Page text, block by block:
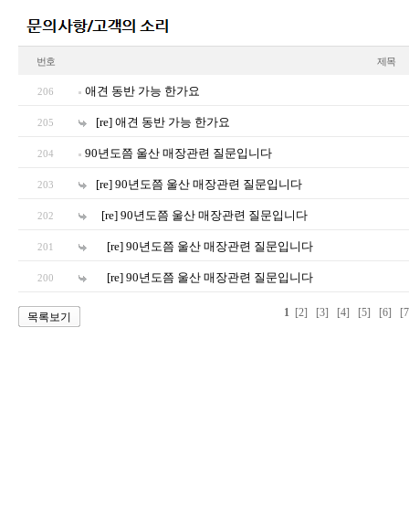
번호 제목
206 애견 동반 가능 한가요
205 [re] 애견 동반 가능 한가요
204 90년도쯤 울산 매장관련 질문입니다
203 [re] 90년도쯤 울산 매장관련 질문입니다
202 [re] 90년도쯤 울산 매장관련 질문입니다
201 [re] 90년도쯤 울산 매장관련 질문입니다
200 [re] 90년도쯤 울산 매장관련 질문입니다
목록보기 1 [2] [3] [4] [5] [6]